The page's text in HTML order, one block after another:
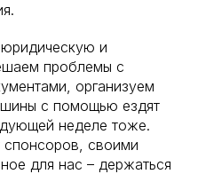
и
проблемы с
организуем
с помощью ездят
неделе тоже.
спонсоров, своими
для нас – держаться